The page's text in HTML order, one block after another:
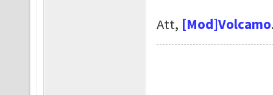
Att, [Mod]Volcamo